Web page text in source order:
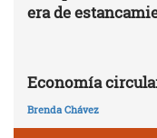
era de
Economía
Brenda Chávez